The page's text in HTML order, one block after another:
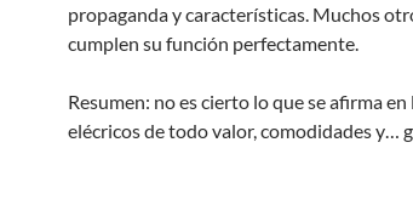
propaganda y características. Muchos
cumplen su función perfectamente.
Resumen: no es cierto lo que se afirma
elécricos de todo valor, comodidades y…